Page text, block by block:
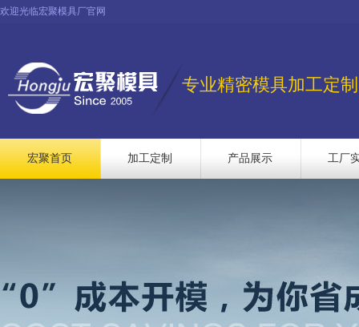
欢迎光临宏聚模具厂官网
专业精密模具加工定制
宏聚首页 加工定制 产品展示 工厂